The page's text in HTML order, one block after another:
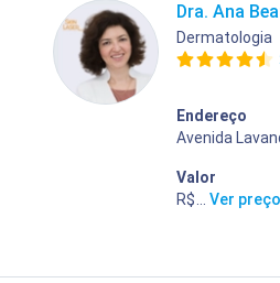
Dra. Ana
Dermatologia
Endereço
Avenida
Valor
R$ 400,00
Ver preço